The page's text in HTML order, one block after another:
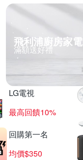
飛利浦廚房家電
滿額送好禮
LG電視
最高回饋10%
回購第一名
均價$350